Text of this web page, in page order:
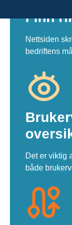
Finn
Nettsiden
bedriftens
Det er viktig
både